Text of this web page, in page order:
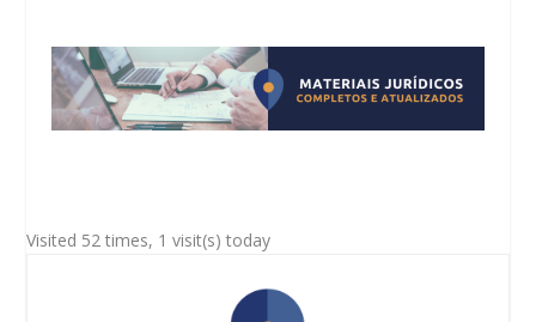
Visited 52 times, 1 visit(s) today